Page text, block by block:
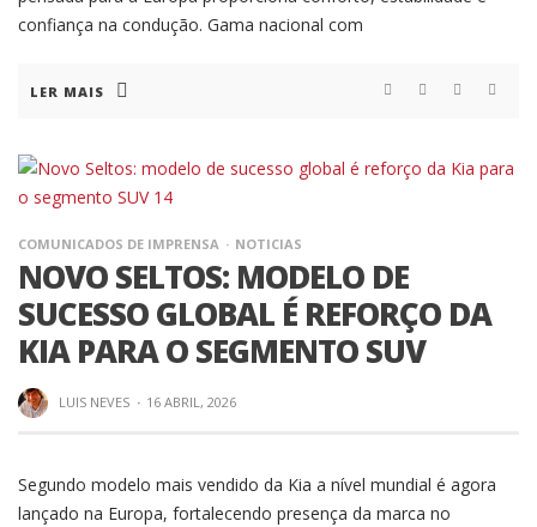
confiança na condução. Gama nacional com
LER MAIS
COMUNICADOS DE IMPRENSA NOTICIAS
NOVO SELTOS: MODELO DE
SUCESSO GLOBAL É REFORÇO DA
KIA PARA O SEGMENTO SUV
LUIS NEVES · 16 ABRIL, 2026
Segundo modelo mais vendido da Kia a nível mundial é agora
lançado na Europa, fortalecendo presença da marca no